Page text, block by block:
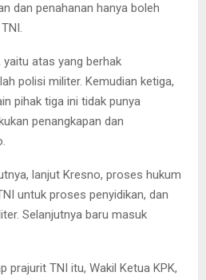
dan penahanan hanya boleh
yaitu atas yang berhak
polisi militer. Kemudian ketiga,
pihak tiga ini tidak punya
penangkapan dan
lanjut Kresno, proses hukum
untuk proses penyidikan, dan
Selanjutnya baru masuk
prajurit TNI itu, Wakil Ketua KPK,